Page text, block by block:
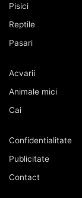
Pisici
Reptile
Pasari
Acvarii
Animale mici
Cai
Confidentialitate
Publicitate
Contact